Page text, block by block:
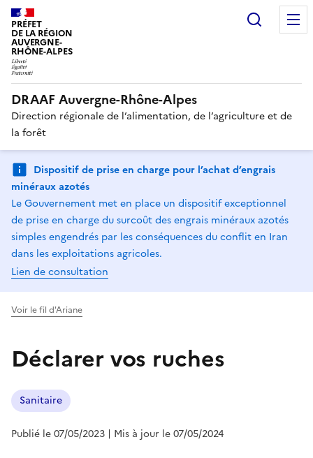
PRÉFET
DE LA RÉGION
AUVERGNE-
RHÔNE-ALPES
DRAAF Auvergne-Rhône-Alpes
Direction régionale de l’alimentation, de l’agriculture et de
la forêt
Dispositif de prise en charge pour l’achat d’engrais
minéraux azotés
Le Gouvernement met en place un dispositif exceptionnel
de prise en charge du surcoût des engrais minéraux azotés
simples engendrés par les conséquences du conflit en Iran
dans les exploitations agricoles.
Lien de consultation
Voir le fil d'Ariane
Déclarer vos ruches
Sanitaire
Publié le 07/05/2023 | Mis à jour le 07/05/2024